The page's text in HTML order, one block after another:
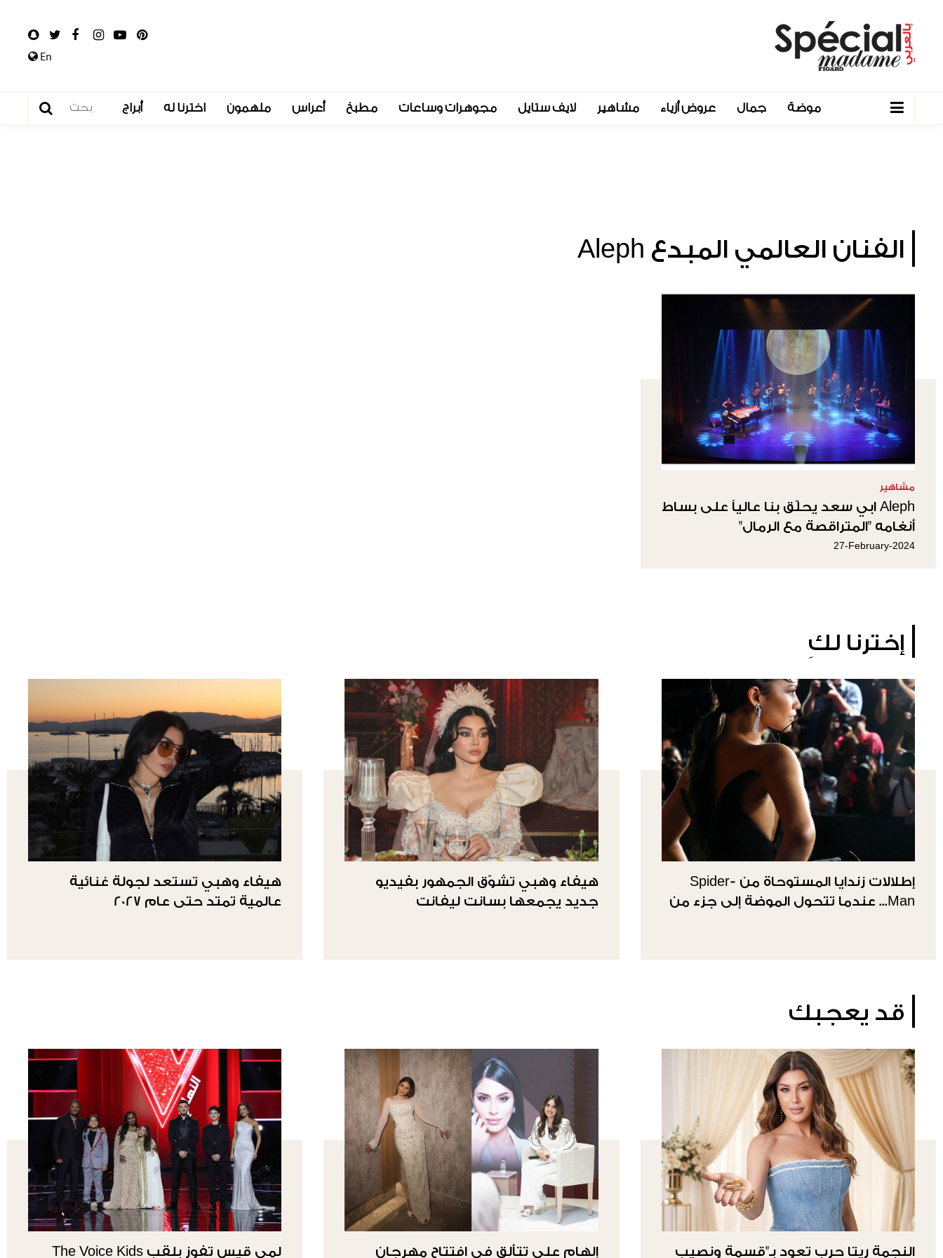
En
موضة جمال عروض أزياء مشاهير لايف ستايل مجوهرات وساعات مطبخ أعراس ملهمون اخترنا له أبراج
الفنان العالمي المبدع Aleph
مشاهير
Aleph ابي سعد يحلّق بنا عالياً على بساط
أنغامه "المتراقصة مع الرمال"
27-February-2024
إخترنا لكِ
إطلالات زندايا المستوحاة من Spider-
Man... عندما تتحول الموضة إلى جزء من
هيفاء وهبي تشوّق الجمهور بفيديو
جديد يجمعها بسانت ليفانت
هيفاء وهبي تستعد لجولة غنائية
عالمية تمتد حتى عام 2027
قد يعجبك
النجمة ريتا حرب تعود بـ"قسمة ونصيب إلهام علي تتألق في افتتاح مهرجان لمى قيس تفوز بلقب The Voice Kids